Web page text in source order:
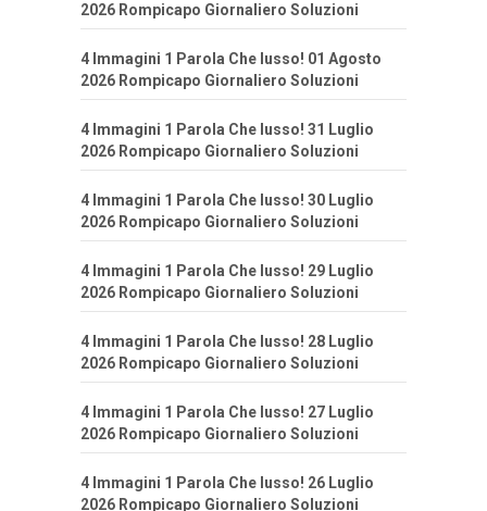
2026 Rompicapo Giornaliero Soluzioni
4 Immagini 1 Parola Che lusso! 01 Agosto
2026 Rompicapo Giornaliero Soluzioni
4 Immagini 1 Parola Che lusso! 31 Luglio
2026 Rompicapo Giornaliero Soluzioni
4 Immagini 1 Parola Che lusso! 30 Luglio
2026 Rompicapo Giornaliero Soluzioni
4 Immagini 1 Parola Che lusso! 29 Luglio
2026 Rompicapo Giornaliero Soluzioni
4 Immagini 1 Parola Che lusso! 28 Luglio
2026 Rompicapo Giornaliero Soluzioni
4 Immagini 1 Parola Che lusso! 27 Luglio
2026 Rompicapo Giornaliero Soluzioni
4 Immagini 1 Parola Che lusso! 26 Luglio
2026 Rompicapo Giornaliero Soluzioni